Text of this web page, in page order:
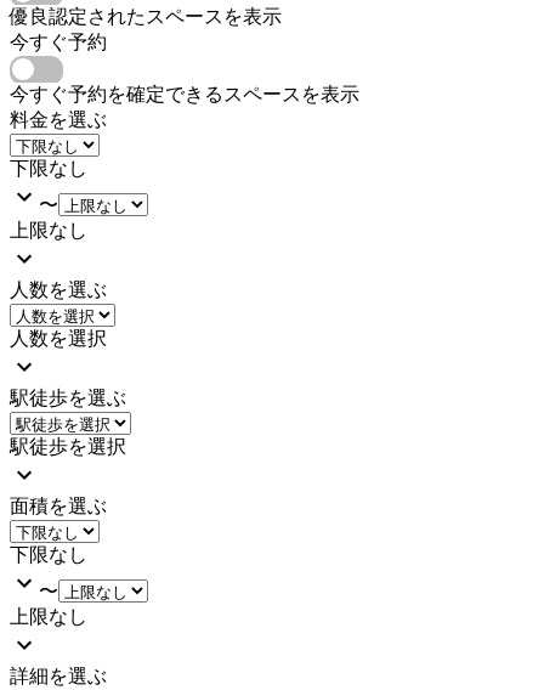
優良認定されたスペースを表示
今すぐ予約
今すぐ予約を確定できるスペースを表示
料金を選ぶ
下限なし
〜
上限なし
人数を選ぶ
人数を選択
駅徒歩を選ぶ
駅徒歩を選択
面積を選ぶ
下限なし
〜
上限なし
詳細を選ぶ